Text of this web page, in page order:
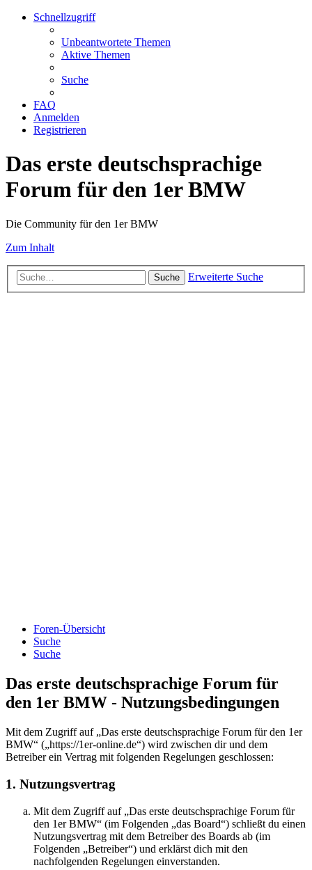
Schnellzugriff
Unbeantwortete Themen
Aktive Themen
Suche
FAQ
Anmelden
Registrieren
Das erste deutschsprachige
Forum für den 1er BMW
Die Community für den 1er BMW
Zum Inhalt
Suche Erweiterte Suche
Foren-Übersicht
Suche
Suche
Das erste deutschsprachige Forum für
den 1er BMW - Nutzungsbedingungen
Mit dem Zugriff auf „Das erste deutschsprachige Forum für den 1er
BMW“ („https://1er-online.de“) wird zwischen dir und dem
Betreiber ein Vertrag mit folgenden Regelungen geschlossen:
1. Nutzungsvertrag
Mit dem Zugriff auf „Das erste deutschsprachige Forum für
den 1er BMW“ (im Folgenden „das Board“) schließt du einen
Nutzungsvertrag mit dem Betreiber des Boards ab (im
Folgenden „Betreiber“) und erklärst dich mit den
nachfolgenden Regelungen einverstanden.